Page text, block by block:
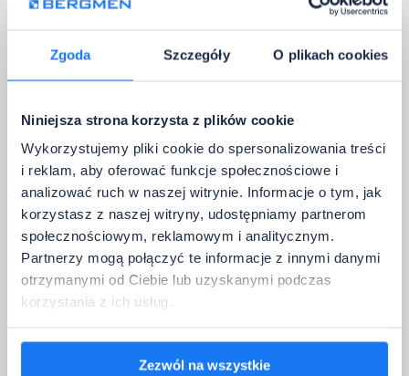
Zgoda Szczegóły O plikach cookies
Niniejsza strona korzysta z plików cookie
Wykorzystujemy pliki cookie do spersonalizowania treści
i reklam, aby oferować funkcje społecznościowe i
analizować ruch w naszej witrynie. Informacje o tym, jak
korzystasz z naszej witryny, udostępniamy partnerom
społecznościowym, reklamowym i analitycznym.
Partnerzy mogą połączyć te informacje z innymi danymi
otrzymanymi od Ciebie lub uzyskanymi podczas
korzystania z ich usług.
Zezwól na wszystkie
kolorze. W takim przypadku dekoracyjny kolor pozostaje widoczny również
Wybór wariantu warto uzależnić od tego, czy Frez Flex ma być przede
wszystkim źródłem efektu świetlnego, czy także widocznym elementem
dekoracyjnym po wyłączeniu zasilania.
W projektach reklamowych i brandingowych często warto zachować kolor
również wtedy, gdy światło jest wyłączone. W meblach, zabudowach i
wnętrzach premium lepszym wyborem może być neutralna linia, która po
uruchomieniu tworzy subtelny efekt świetlny.
Jakie akcesoria warto przewidzieć?
Przed rozpoczęciem realizacji warto przygotować nie tylko taśmę i klosz
silikonowy, ale również akcesoria ułatwiające docinanie, frezowanie i
W zależności od charakteru instalacji mogą być potrzebne: